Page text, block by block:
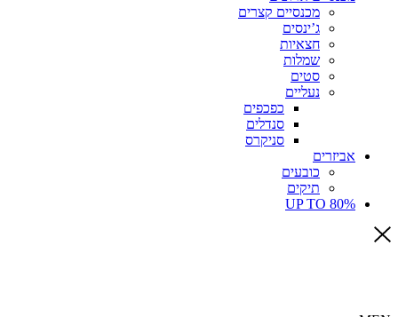
מכנסיים קצרים
ג’ינסים
חצאיות
שמלות
סטים
נעליים
כפכפים
סנדלים
סניקרס
אביזרים
כובעים
תיקים
UP TO 80%